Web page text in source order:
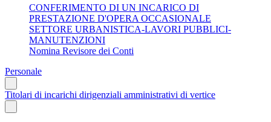
CONFERIMENTO DI UN INCARICO DI
PRESTAZIONE D'OPERA OCCASIONALE
SETTORE URBANISTICA-LAVORI PUBBLICI-
MANUTENZIONI
Nomina Revisore dei Conti
Personale
Titolari di incarichi dirigenziali amministrativi di vertice